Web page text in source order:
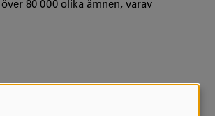
80 000 olika ämnen, varav